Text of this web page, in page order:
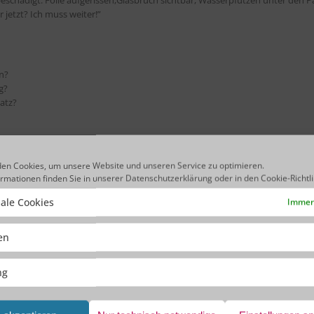
Cookies, um unsere Website und unseren Service zu optimieren.
finden Sie in unserer Datenschutzerklärung oder in denCookie-
Cookies
jetzt? Ich muss weiter!”
muss aus Meeting geholt werden. “Wie haben wir das beim letzten
prüfen. 50-60 Minuten später fällt die Entscheidung. Der LKW hat eine
mobiles Endgerät.
hochladen, Kurzbeschreibung eingeben. 2 Minuten.